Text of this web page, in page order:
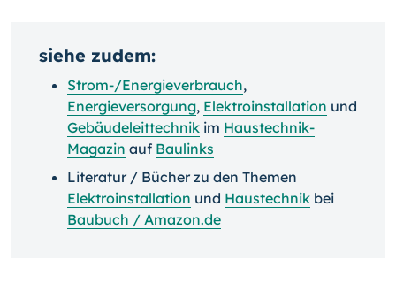
siehe zudem:
Strom-/Energieverbrauch,
Energieversorgung, Elektroinstallation und
Gebäudeleittechnik im Haustechnik-
Magazin auf Baulinks
Literatur / Bücher zu den Themen
Elektroinstallation und Haustechnik bei
Baubuch / Amazon.de